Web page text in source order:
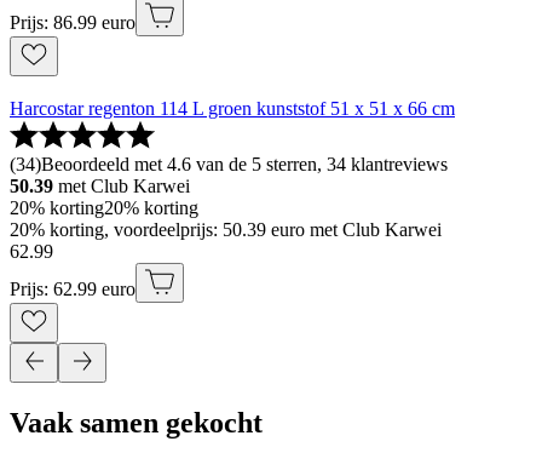
Prijs: 86.99 euro
Harcostar regenton 114 L groen kunststof 51 x 51 x 66 cm
(34)Beoordeeld met 4.6 van de 5 sterren, 34 klantreviews
50.39 met Club Karwei
20% korting20% korting
20% korting, voordeelprijs: 50.39 euro met Club Karwei
62.99
Prijs: 62.99 euro
Vaak samen gekocht